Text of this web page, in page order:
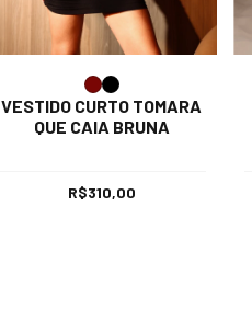
VESTIDO CURTO TOMARA
QUE CAIA BRUNA
R$310,00